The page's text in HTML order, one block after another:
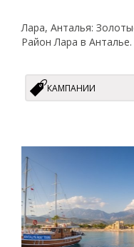
Лара, Анталья:
Район Лара в Анталье.
КАМПАНИИ